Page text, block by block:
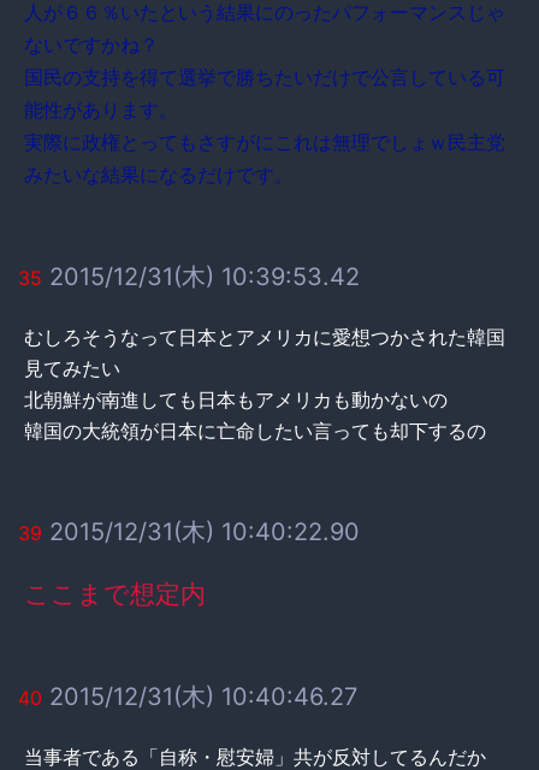
人が６６％いたという結果にのったパフォーマンスじゃ
ないですかね？
国民の支持を得て選挙で勝ちたいだけで公言している可
能性があります。
実際に政権とってもさすがにこれは無理でしょｗ民主党
みたいな結果になるだけです。
35 2015/12/31(木) 10:39:53.42
むしろそうなって日本とアメリカに愛想つかされた韓国
見てみたい
北朝鮮が南進しても日本もアメリカも動かないの
韓国の大統領が日本に亡命したい言っても却下するの
39 2015/12/31(木) 10:40:22.90
ここまで想定内
40 2015/12/31(木) 10:40:46.27
当事者である「自称・慰安婦」共が反対してるんだか